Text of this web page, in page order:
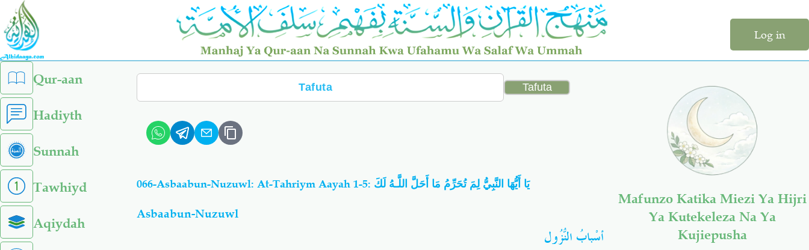
Skip
main
content
Log in
left
sidebar
menu
Qur-aan
Hadiyth
Sunnah
Tawhiyd
Aqiydah
Search
066-Asbaabun-Nuzuwl: At-Tahriym Aayah 1-5: يَا أَيُّهَا النَّبِيُّ لِمَ تُحَرِّمُ مَا أَحَلَّ اللَّـهُ لَكَ
Asbaabun-Nuzuwl
أسْبابُ النُّزُول
Mafunzo Katika Miezi Ya Hijri
Ya Kutekeleza Na Ya
Kujiepusha